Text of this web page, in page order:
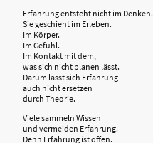
Erfahrung entsteht nicht im Denken.
Sie geschieht im Erleben.
Im Körper.
Im Gefühl.
Im Kontakt mit dem,
was sich nicht planen lässt.
Darum lässt sich Erfahrung
auch nicht ersetzen
durch Theorie.
Viele sammeln Wissen
und vermeiden Erfahrung.
Denn Erfahrung ist offen.